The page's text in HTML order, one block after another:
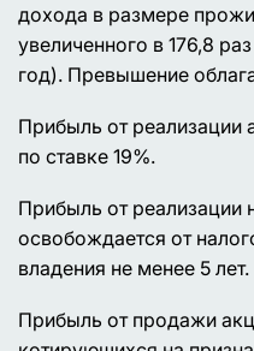
дохода в размере
увеличенного в 176,8
год). Превышение
Прибыль от реализации
по ставке 19%.
Прибыль от реализации
освобождается от
владения не менее 5 лет.
Прибыль от продажи